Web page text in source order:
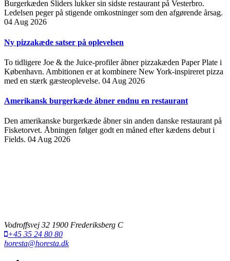
Burgerkæden Sliders lukker sin sidste restaurant på Vesterbro.
Ledelsen peger på stigende omkostninger som den afgørende årsag.
04 Aug 2026
Ny pizzakæde satser på oplevelsen
To tidligere Joe & the Juice-profiler åbner pizzakæden Paper Plate i
København. Ambitionen er at kombinere New York-inspireret pizza
med en stærk gæsteoplevelse. 04 Aug 2026
Amerikansk burgerkæde åbner endnu en restaurant
Den amerikanske burgerkæde åbner sin anden danske restaurant på
Fisketorvet. Åbningen følger godt en måned efter kædens debut i
Fields. 04 Aug 2026
Vodroffsvej 32 1900 Frederiksberg C
+45 35 24 80 80
horesta@horesta.dk